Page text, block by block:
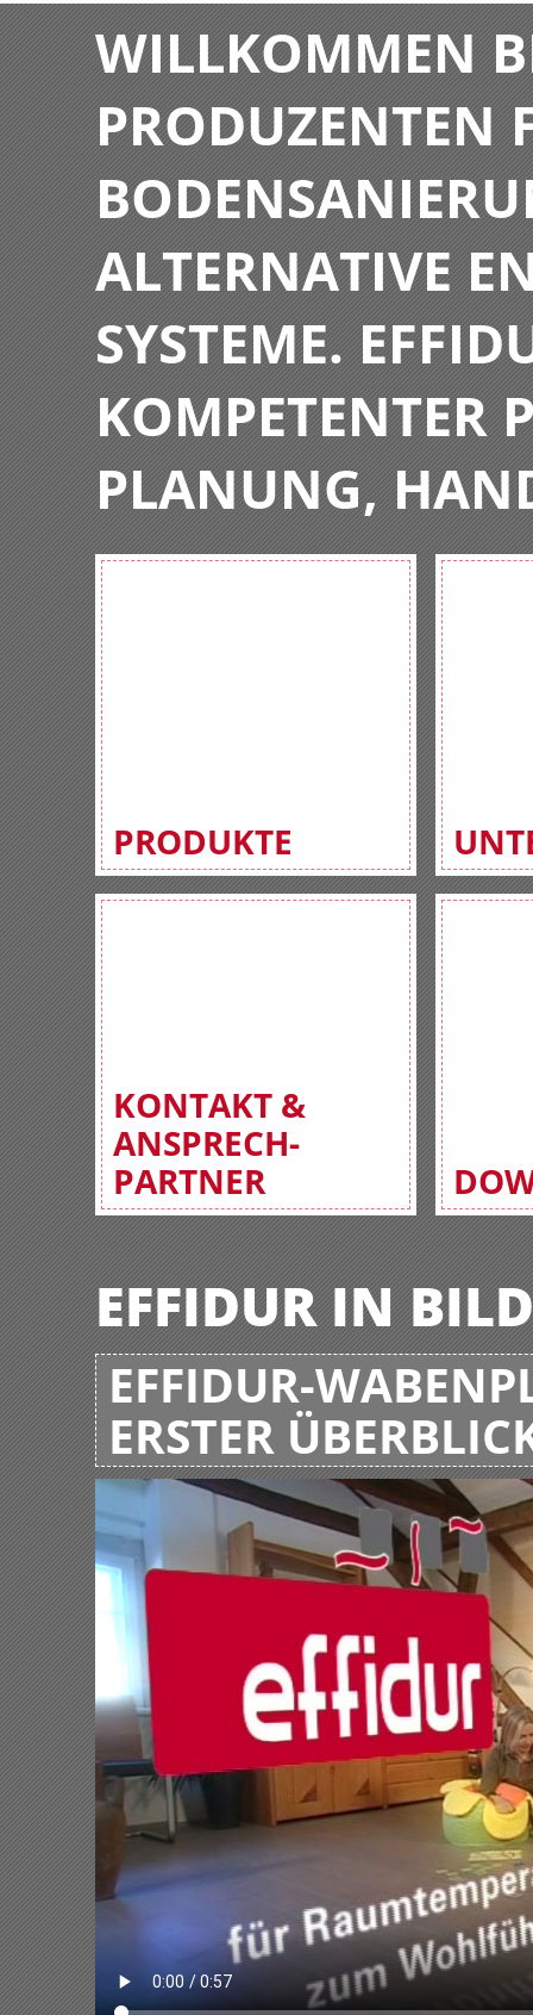
WILLKOMMEN
PRODUZENTEN
ALTERNATIVE
SYSTEME.
KOMPETENTER
PLANUNG,
PRODUKTE
KONTAKT &
ANSPRECH-
PARTNER
EFFIDUR IN
EFFIDUR-
ERSTER